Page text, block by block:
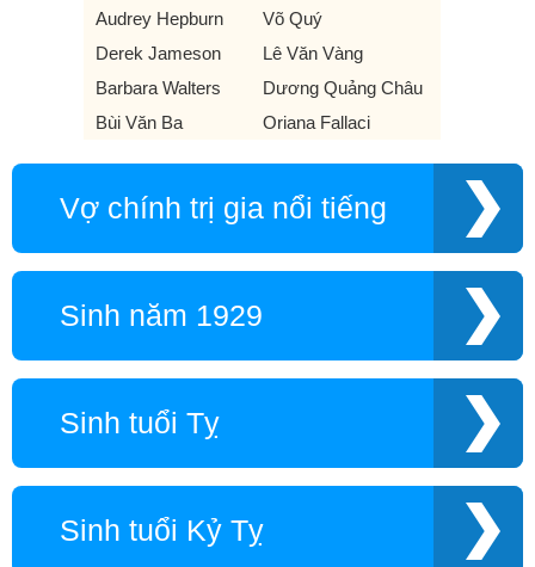
Audrey Hepburn
Võ Quý
Derek Jameson
Lê Văn Vàng
Barbara Walters
Dương Quảng Châu
Bùi Văn Ba
Oriana Fallaci
Vợ chính trị gia nổi tiếng
Sinh năm 1929
Sinh tuổi Tỵ
Sinh tuổi Kỷ Tỵ